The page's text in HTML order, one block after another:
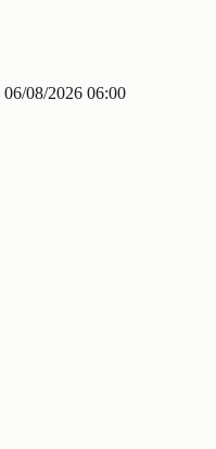
06/08/2026 06:00